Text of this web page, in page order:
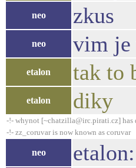
neo zkus
neo vim je
etalon tak to
etalon diky
-!- whynot [~chatzilla@irc.pirati.cz]
-!- zz_coruvar is now known as coruvar
neo